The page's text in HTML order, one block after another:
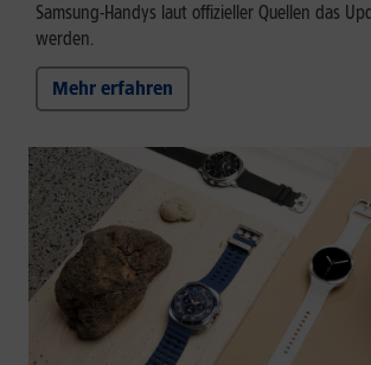
Samsung-Handys laut offizieller Quellen das
werden.
Mehr erfahren